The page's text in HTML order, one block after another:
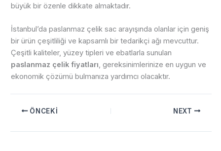
büyük bir özenle dikkate almaktadır.
İstanbul’da paslanmaz çelik sac arayışında olanlar için geniş
bir ürün çeşitliliği ve kapsamlı bir tedarikçi ağı mevcuttur.
Çeşitli kaliteler, yüzey tipleri ve ebatlarla sunulan
paslanmaz çelik fiyatları, gereksinimlerinize en uygun ve
ekonomik çözümü bulmanıza yardımcı olacaktır.
ÖNCEKI NEXT